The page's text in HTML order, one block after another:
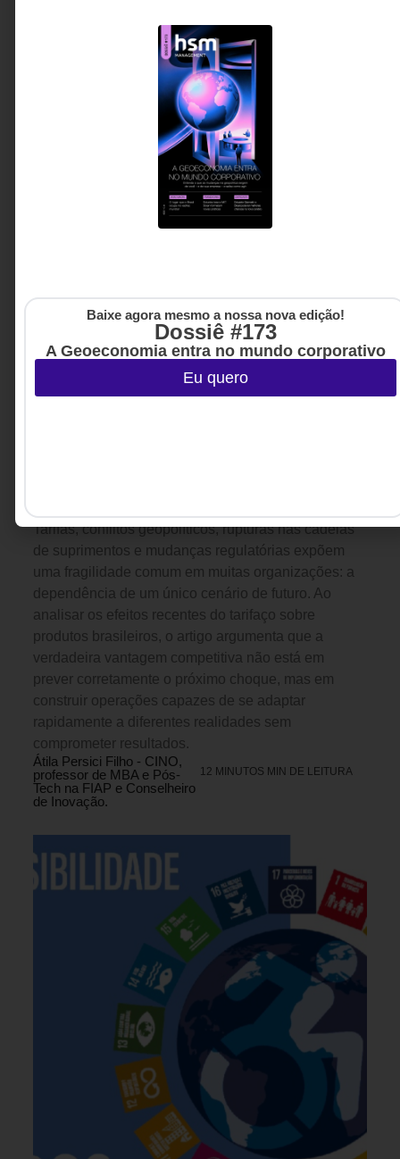
Strategy, Innovation &
Tarifas, conflitos geopolíticos, rupturas nas cadeias
de suprimentos e mudanças regulatórias expõem
uma fragilidade comum em muitas organizações: a
dependência de um único cenário de futuro. Ao
analisar os efeitos recentes do tarifaço sobre
produtos brasileiros, o artigo argumenta que a
verdadeira vantagem competitiva não está em
prever corretamente o próximo choque, mas em
construir operações capazes de se adaptar
rapidamente a diferentes realidades sem
comprometer resultados.
Átila Persici Filho - CINO,
professor de MBA e Pós-
Tech na FIAP e Conselheiro
de Inovação.
12 MINUTOS MIN DE LEITURA
Baixe agora mesmo a nossa nova edição!
Dossiê #173
A Geoeconomia entra no mundo corporativo
Eu quero